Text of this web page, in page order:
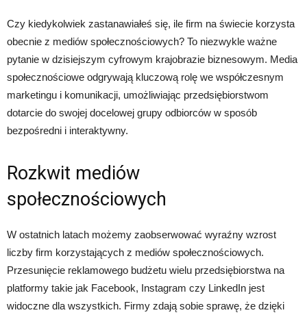
Czy kiedykolwiek zastanawiałeś się, ile firm na świecie korzysta
obecnie z mediów społecznościowych? To niezwykle ważne
pytanie w dzisiejszym cyfrowym krajobrazie biznesowym. Media
społecznościowe odgrywają kluczową rolę we współczesnym
marketingu i komunikacji, umożliwiając przedsiębiorstwom
dotarcie do swojej docelowej grupy odbiorców w sposób
bezpośredni i interaktywny.
Rozkwit mediów
społecznościowych
W ostatnich latach możemy zaobserwować wyraźny wzrost
liczby firm korzystających z mediów społecznościowych.
Przesunięcie reklamowego budżetu wielu przedsiębiorstwa na
platformy takie jak Facebook, Instagram czy LinkedIn jest
widoczne dla wszystkich. Firmy zdają sobie sprawę, że dzięki